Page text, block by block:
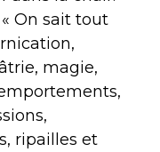
On sait tout
magie,
ripailles et